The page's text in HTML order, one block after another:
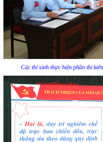
Các thí sinh thực hiện phần thi